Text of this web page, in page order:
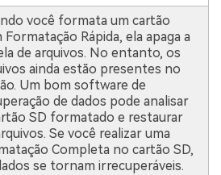
você formata um cartão
Formatação Rápida, ela apaga a
de arquivos. No entanto, os
ainda estão presentes no
Um bom software de
de dados pode analisar
SD formatado e restaurar
Se você realizar uma
Completa no cartão SD,
se tornam irrecuperáveis.